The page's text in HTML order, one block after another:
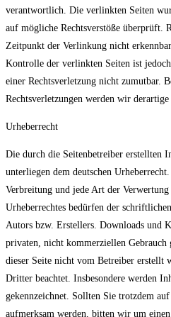
verantwortlich. Die verlinkten Seiten
auf mögliche Rechtsverstöße überprüft.
Zeitpunkt der Verlinkung nicht
Kontrolle der verlinkten Seiten ist
einer Rechtsverletzung nicht zumutbar.
Rechtsverletzungen werden wir
Urheberrecht
Die durch die Seitenbetreiber erstellten
unterliegen dem deutschen
Verbreitung und jede Art der Verwertung
Urheberrechtes bedürfen der
Autors bzw. Erstellers. Downloads und
privaten, nicht kommerziellen Gebrauch
dieser Seite nicht vom Betreiber erstellt
Dritter beachtet. Insbesondere werden
gekennzeichnet. Sollten Sie trotzdem
aufmerksam werden, bitten wir um